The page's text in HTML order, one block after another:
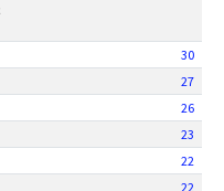
30
27
26
23
22
22